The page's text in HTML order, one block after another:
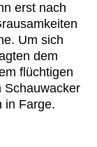
erst nach
Um sich
dem
flüchtigen
Schauwacker
in Farge.